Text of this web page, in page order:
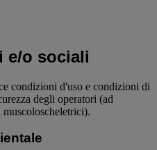
e/o sociali
condizioni d'uso e condizioni di
degli operatori (ad